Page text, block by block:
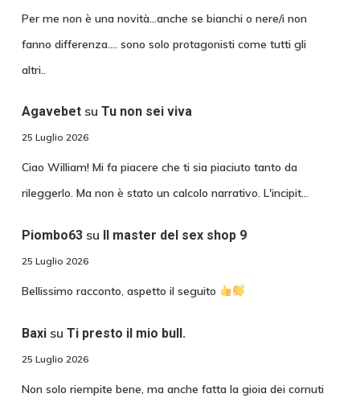
Per me non è una novità...anche se bianchi o nere/i non
fanno differenza.... sono solo protagonisti come tutti gli
altri..
Agavebetsu Tu non sei viva
25 Luglio 2026
Ciao William! Mi fa piacere che ti sia piaciuto tanto da
rileggerlo. Ma non è stato un calcolo narrativo. L'incipit…
Piombo63su Il master del sex shop 9
25 Luglio 2026
Bellissimo racconto, aspetto il seguito
Baxisu Ti presto il mio bull.
25 Luglio 2026
Non solo riempite bene, ma anche fatta la gioia dei cornuti